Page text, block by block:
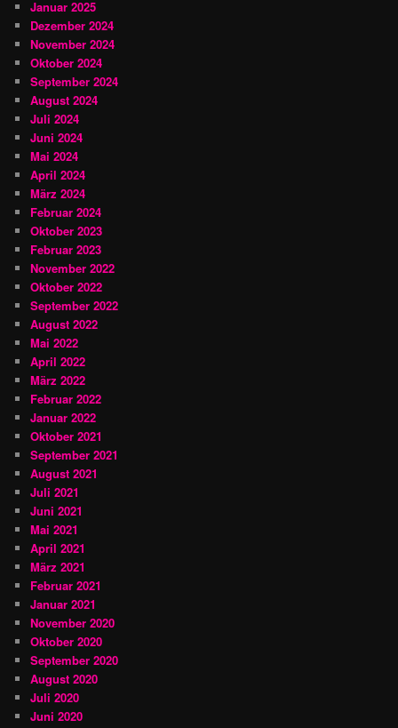
Januar 2025
Dezember 2024
November 2024
Oktober 2024
September 2024
August 2024
Juli 2024
Juni 2024
Mai 2024
April 2024
März 2024
Februar 2024
Oktober 2023
Februar 2023
November 2022
Oktober 2022
September 2022
August 2022
Mai 2022
April 2022
März 2022
Februar 2022
Januar 2022
Oktober 2021
September 2021
August 2021
Juli 2021
Juni 2021
Mai 2021
April 2021
März 2021
Februar 2021
Januar 2021
November 2020
Oktober 2020
September 2020
August 2020
Juli 2020
Juni 2020